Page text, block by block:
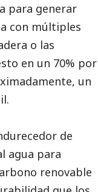
para generar
con múltiples
o las
en un 70% por
un
de
agua para
renovable